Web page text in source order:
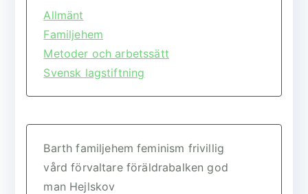
Allmänt
Familjehem
Metoder och arbetssätt
Svensk lagstiftning
Barth familjehem feminism frivillig
vård förvaltare föräldrabalken god
man Hejlskov